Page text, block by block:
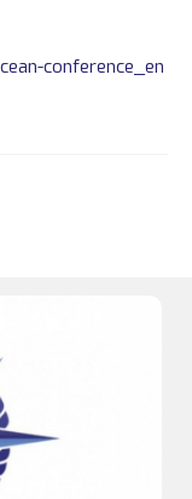
conference_en